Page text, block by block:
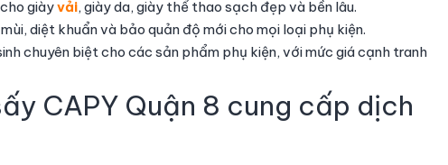
giàyvải, giày da, giày thể thao sạch đẹp và bền lâu.
diệt khuẩn và bảo quản độ mới cho mọi loại phụ kiện.
chuyên biệt cho các sản phẩm phụ kiện, với mức giá cạnh tranh
CAPY Quận 8 cung cấp dịch